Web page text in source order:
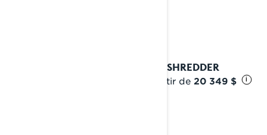
2025 SHREDDER
À partir de 20 349 $ i